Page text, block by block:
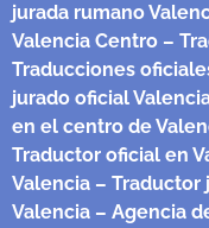
jurada rumano
Valencia Centro –
Traducciones
jurado oficial
en el centro de
Traductor oficial en
Valencia – Traductor
Valencia – Agencia